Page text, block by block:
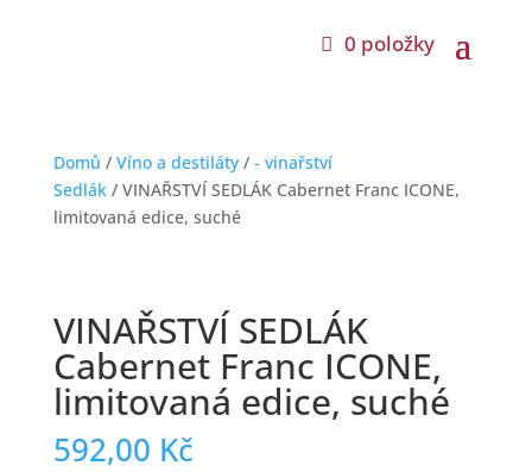
0 položky
Domů / Víno a destiláty/ - vinařství
Sedlák/ VINAŘSTVÍ SEDLÁK Cabernet Franc ICONE,
limitovaná edice, suché
VINAŘSTVÍ SEDLÁK
Cabernet Franc ICONE,
limitovaná edice, suché
592,00 Kč